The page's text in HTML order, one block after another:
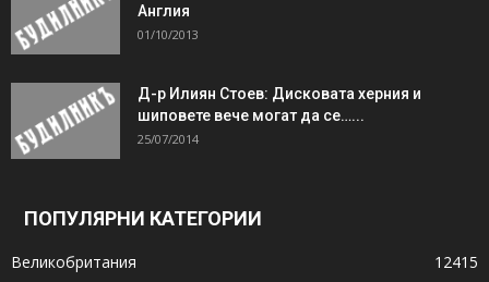
Англия
01/10/2013
Д-р Илиян Стоев: Дисковата херния и
шиповете вече могат да се…...
25/07/2014
ПОПУЛЯРНИ КАТЕГОРИИ
Великобритания
12415